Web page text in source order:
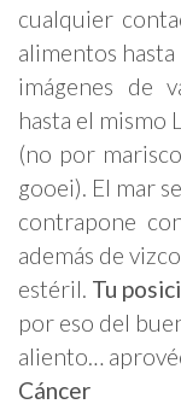
cualquier
alimentos hasta
imágenes de
hasta el mismo
(no por
gooei). El mar se
contrapone
además de
estéril. Tu
por eso del
aliento…
Cáncer